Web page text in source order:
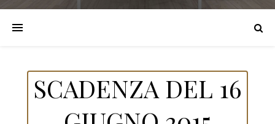
SCADENZA DEL 16